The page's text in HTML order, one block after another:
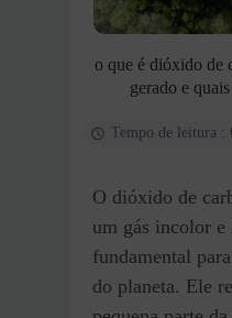
o que é dióxido de
gerado e
Tempo de leitura :
O dióxido de
um gás incolor e
fundamental
do planeta. Ele